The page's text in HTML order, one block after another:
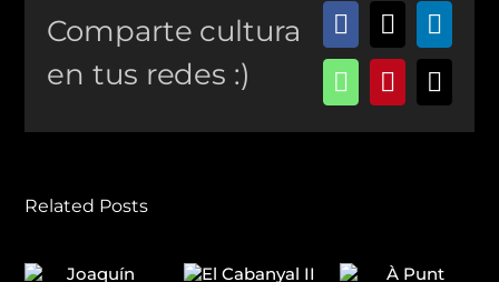
Comparte cultura
en tus redes :)
Facebook
X
WhatsApp
Pinterest
Email
Related Posts